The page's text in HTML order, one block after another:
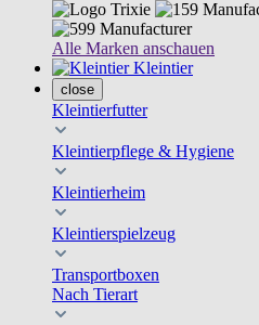
Alle Marken anschauen
Kleintier
close
Kleintierfutter
Kleintierpflege & Hygiene
Kleintierheim
Kleintierspielzeug
Transportboxen
Nach Tierart